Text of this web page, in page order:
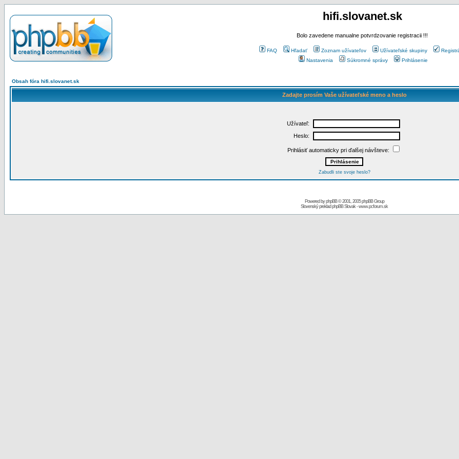
hifi.slovanet.sk
Bolo zavedene manualne potvrdzovanie registracii !!!
FAQ Hľadať Zoznam užívateľov Užívateľské skupiny
Nastavenia
Súkromné správy Prihlásenie
Obsah fóra hifi.slovanet.sk
Zadajte prosím Vaše užívateľské meno a heslo
Užívateľ:
Heslo:
Prihlásiť automaticky pri ďalšej návšteve:
Zabudli ste svoje heslo?
Powered byphpBB© 2001, 2005 phpBB Group
Slovenský preklad phpBB Slovak-www.pcforum.sk